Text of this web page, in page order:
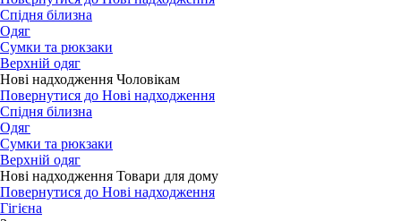
Спідня білизна
Одяг
Сумки та рюкзаки
Верхній одяг
Нові надходження Чоловікам
Повернутися до Нові надходження
Спідня білизна
Одяг
Сумки та рюкзаки
Верхній одяг
Нові надходження Товари для дому
Повернутися до Нові надходження
Гігієна